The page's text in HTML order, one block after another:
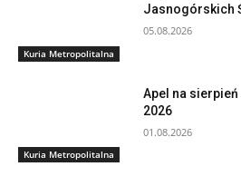
Kuria Metropolitalna
Jasnogórskich
05.08.2026
Kuria Metropolitalna
Apel na
2026
01.08.2026